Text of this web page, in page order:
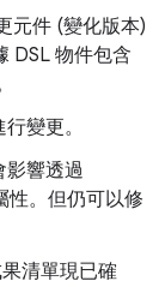
元件 (變化版本)
DSL 物件包含
變更。
影響透過
性。但仍可以修
清單現已確